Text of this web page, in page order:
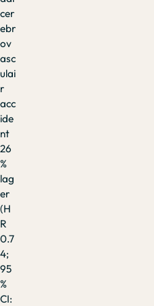
cer
ebr
ov
asc
ulai
r
acc
ide
nt
26
%
lag
er
(H
R
0.7
4;
95
%
CI: